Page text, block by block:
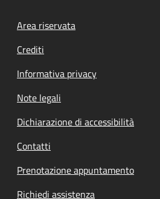
Footer menu
Area riservata
Crediti
Informativa privacy
Note legali
Dichiarazione di accessibilità
Contatti
Prenotazione appuntamento
Richiedi assistenza